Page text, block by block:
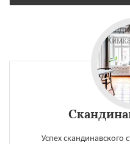
Успех скандинавского